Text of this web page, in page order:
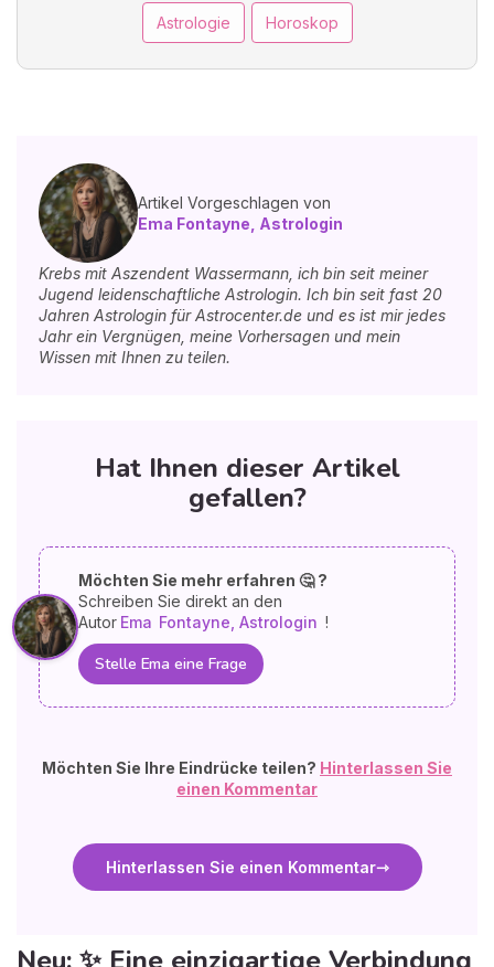
Astrologie Horoskop
Artikel Vorgeschlagen von
Ema Fontayne, Astrologin
Krebs mit Aszendent Wassermann, ich bin seit meiner
Jugend leidenschaftliche Astrologin. Ich bin seit fast 20
Jahren Astrologin für Astrocenter.de und es ist mir jedes
Jahr ein Vergnügen, meine Vorhersagen und mein
Wissen mit Ihnen zu teilen.
Hat Ihnen dieser Artikel
gefallen?
Möchten Sie mehr erfahren 🤔 ?
Schreiben Sie direkt an den
Autor Ema Fontayne, Astrologin !
Stelle Ema eine Frage
Möchten Sie Ihre Eindrücke teilen? Hinterlassen Sie
einen Kommentar
Hinterlassen Sie einen Kommentar